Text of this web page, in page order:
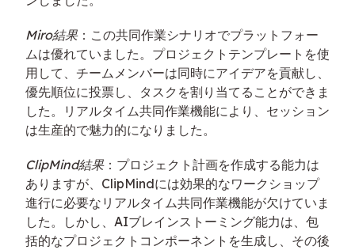
Miro結果：この共同作業シナリオでプラットフォー
ムは優れていました。プロジェクトテンプレートを使
用して、チームメンバーは同時にアイデアを貢献し、
優先順位に投票し、タスクを割り当てることができま
した。リアルタイム共同作業機能により、セッション
は生産的で魅力的になりました。
ClipMind結果：プロジェクト計画を作成する能力は
ありますが、ClipMindには効果的なワークショップ
進行に必要なリアルタイム共同作業機能が欠けていま
した。しかし、AIブレインストーミング能力は、包
括的なプロジェクトコンポーネントを生成し、その後